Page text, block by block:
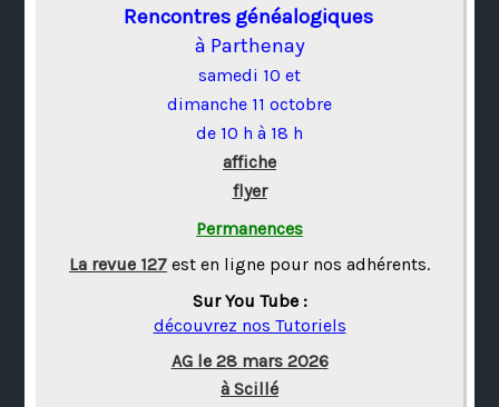
Rencontres généalogiques
à Parthenay
samedi 10 et
dimanche 11 octobre
de 10 h à 18 h
affiche
flyer
Permanences
La revue 127 est en ligne pour nos adhérents.
Sur You Tube :
découvrez nos Tutoriels
AG le 28 mars 2026
à Scillé